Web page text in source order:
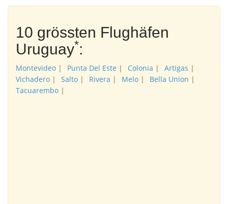
10 grössten Flughäfen
Uruguay*:
Montevideo | Punta Del Este | Colonia | Artigas |
Vichadero | Salto | Rivera | Melo | Bella Union |
Tacuarembo |